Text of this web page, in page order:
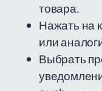
товара.
Нажать на
или
Выбрать